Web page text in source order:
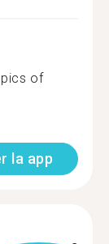
of
la app